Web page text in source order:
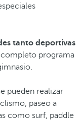
tanto deportivas
completo programa
pueden realizar
paseo a
como surf, paddle